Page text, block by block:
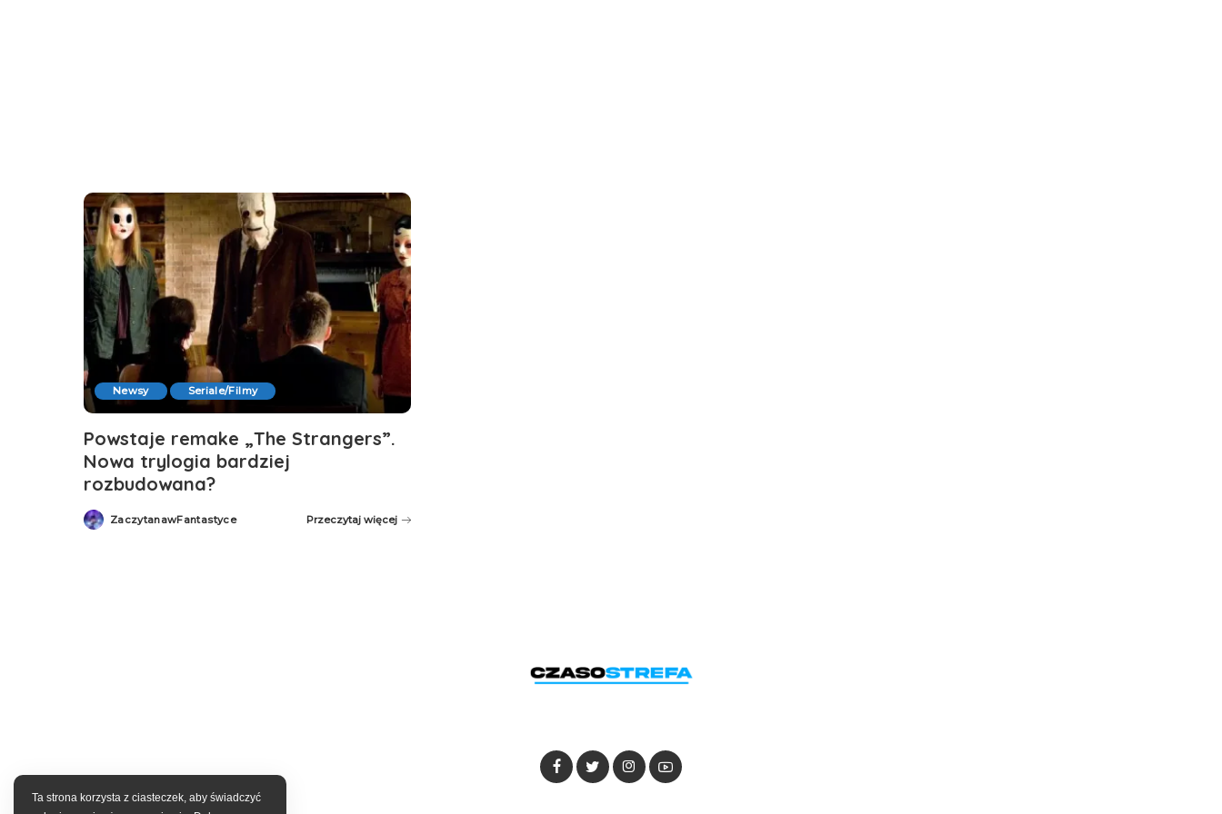
Newsy Seriale/Filmy
Powstaje remake „The Strangers”.
Nowa trylogia bardziej
rozbudowana?
Posted
by
ZaczytanawFantastyce Przeczytaj więcej
Ta strona korzysta z ciasteczek, aby świadczyć